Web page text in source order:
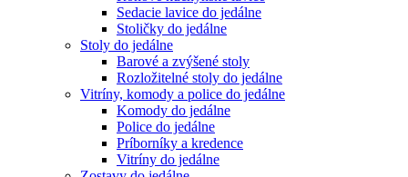
Sedacie lavice do jedálne
Stoličky do jedálne
Stoly do jedálne
Barové a zvýšené stoly
Rozložitelné stoly do jedálne
Vitríny, komody a police do jedálne
Komody do jedálne
Police do jedálne
Príborníky a kredence
Vitríny do jedálne